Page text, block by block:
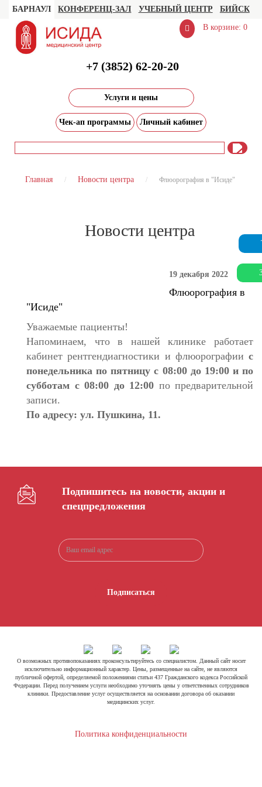
БАРНАУЛ КОНФЕРЕНЦ-ЗАЛ УЧЕБНЫЙ ЦЕНТР БИЙСК
В корзине: 0
+7 (3852) 62-20-20
Услуги и цены
Чек-ап программы Личный кабинет
Главная Новости центра Флюорография в "Исиде"
Новости центра
19 декабря 2022
Флюорография в
"Исиде"
Уважаемые пациенты!
Напоминаем, что в нашей клинике работает
кабинет рентгендиагностики и флюорографии с
понедельника по пятницу с 08:00 до 19:00 и по
субботам с 08:00 до 12:00 по предварительной
записи.
По адресу: ул. Пушкина, 11.
Подпишитесь на новости, акции и
спецпредложения
Подписаться
О возможных противопоказаниях проконсультируйтесь со специалистом. Данный сайт носит
исключительно информационный характер. Цены, размещенные на сайте, не являются
публичной офертой, определяемой положениями статьи 437 Гражданского кодекса Российской
Федерации. Перед получением услуги необходимо уточнять цены у ответственных сотрудников
клиники. Предоставление услуг осуществляется на основании договора об оказании
медицинских услуг.
Политика конфиденциальности